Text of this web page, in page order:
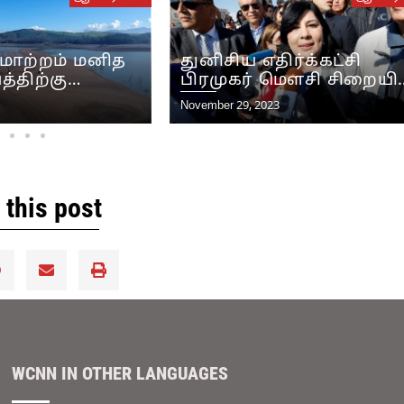
மனித
ஆபத்து என்று
பொது
துனிசிய எதிர்க்கட்சி
பிரமுகர் மௌசி
உண்ணாவிரதப்
போராட்டத்தை
November 29, 2023
this post
WCNN IN OTHER LANGUAGES